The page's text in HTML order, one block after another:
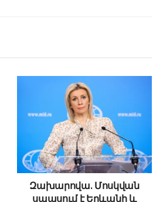
Զախարովա․ Մոսկվան
սպասում է Երևանի և